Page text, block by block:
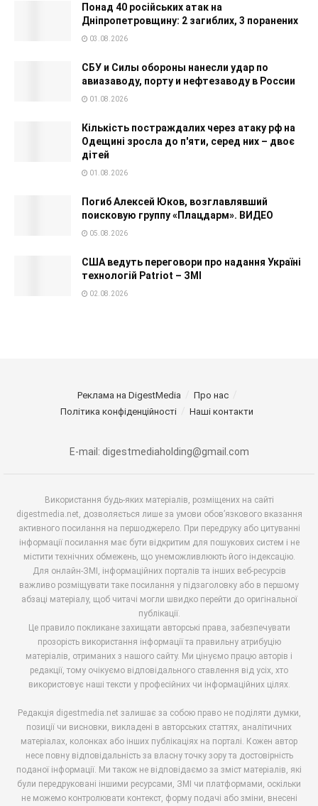
Понад 40 російських атак на
Дніпропетровщину: 2 загиблих, 3 поранених
03.08.2026
СБУ и Силы обороны нанесли удар по
авиазаводу, порту и нефтезаводу в России
01.08.2026
Кількість постраждалих через атаку рф на
Одещині зросла до п'яти, серед них – двоє
дітей
01.08.2026
Погиб Алексей Юков, возглавлявший
поисковую группу «Плацдарм». ВИДЕО
05.08.2026
США ведуть переговори про надання Україні
технологій Patriot – ЗМІ
02.08.2026
Реклама на DigestMedia
Про нас
Політика конфіденційності
Наші контакти
E-mail: digestmediaholding@gmail.com
Використання будь-яких матеріалів, розміщених на сайті
digestmedia.net, дозволяється лише за умови обов’язкового вказання
активного посилання на першоджерело. При передруку або цитуванні
інформації посилання має бути відкритим для пошукових систем і не
містити технічних обмежень, що унеможливлюють його індексацію.
Для онлайн-ЗМІ, інформаційних порталів та інших веб-ресурсів
важливо розміщувати таке посилання у підзаголовку або в першому
абзаці матеріалу, щоб читачі могли швидко перейти до оригінальної
публікації.
Це правило покликане захищати авторські права, забезпечувати
прозорість використання інформації та правильну атрибуцію
матеріалів, отриманих з нашого сайту. Ми цінуємо працю авторів і
редакції, тому очікуємо відповідального ставлення від усіх, хто
використовує наші тексти у професійних чи інформаційних цілях.
Редакція digestmedia.net залишає за собою право не поділяти думки,
позиції чи висновки, викладені в авторських статтях, аналітичних
матеріалах, колонках або інших публікаціях на порталі. Кожен автор
несе повну відповідальність за власну точку зору та достовірність
поданої інформації. Ми також не відповідаємо за зміст матеріалів, які
були передруковані іншими ресурсами, ЗМІ чи платформами, оскільки
не можемо контролювати контекст, форму подачі або зміни, внесені